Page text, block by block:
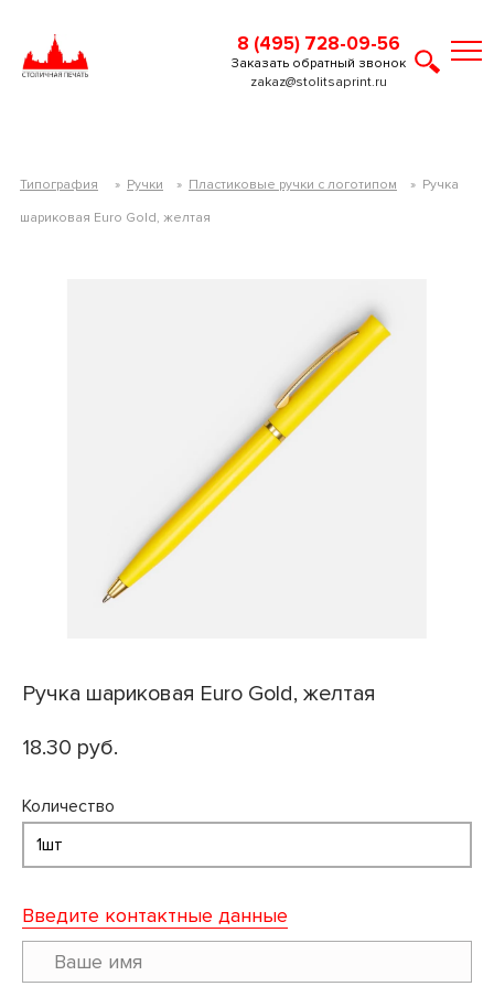
8 (495) 728-09-56
zakaz@stolitsaprint.ru
Заказать обратный звонок
Типография » Ручки » Пластиковые ручки с логотипом » Ручка
шариковая Euro Gold, желтая
Ручка шариковая Euro Gold, желтая
18.30 руб.
Количество
Введите контактные данные